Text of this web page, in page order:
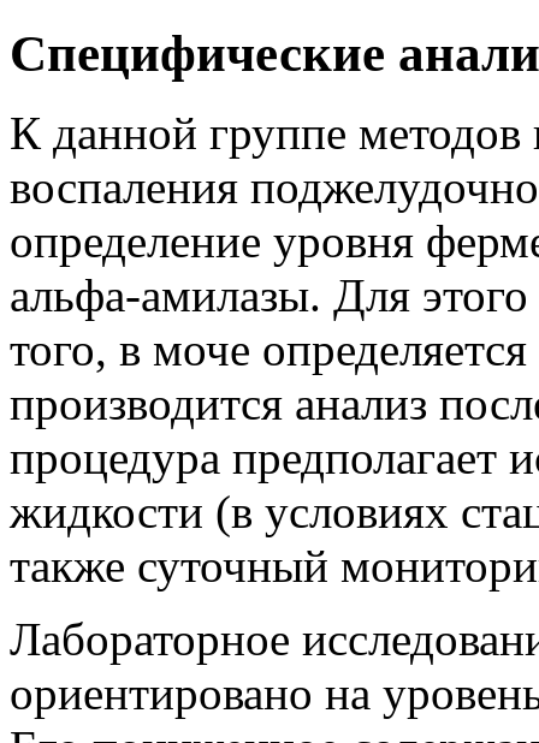
Специфические
К данной группе методов
воспаления
определение уровня
альфа-амилазы. Для
того, в моче
производится анализ
процедура предполагает
жидкости (в условиях
также суточный
Лабораторное
ориентировано на